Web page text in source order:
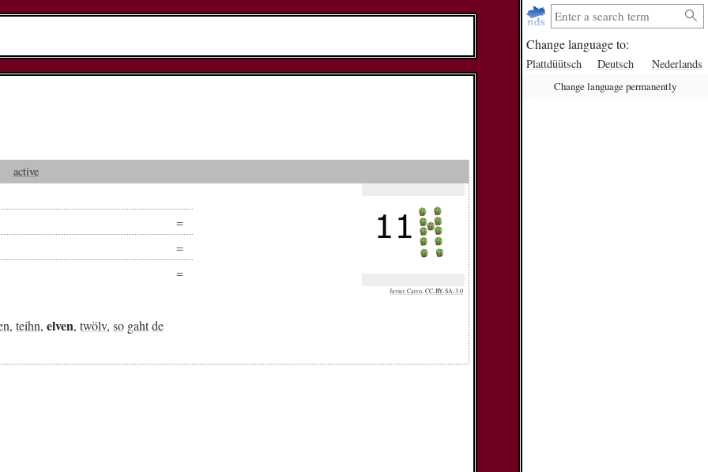
Change language to:
Plattdüütsch Deutsch Nederlands
Change language permanently
active
,teihn,elven,twölv,so gahtde
Javier Carro, CC-BY-SA-3.0